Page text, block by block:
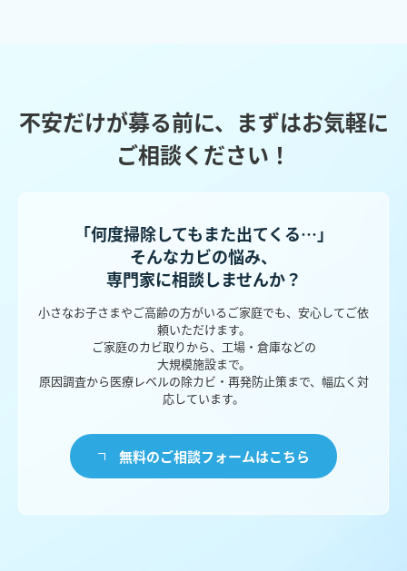
不安だけが募る前に、まずはお気軽に
ご相談ください！
「何度掃除してもまた出てくる…」
そんなカビの悩み、
専門家に相談しませんか？
小さなお子さまやご高齢の方がいるご家庭でも、安心してご依
頼いただけます。
ご家庭のカビ取りから、工場・倉庫などの
大規模施設まで。
原因調査から医療レベルの除カビ・再発防止策まで、幅広く対
応しています。
無料のご相談フォームはこちら